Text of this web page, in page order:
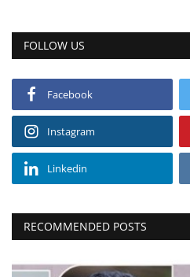
FOLLOW US
Facebook
Instagram
Linkedin
RECOMMENDED POSTS